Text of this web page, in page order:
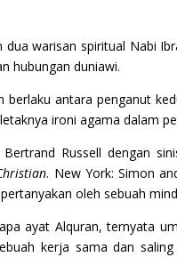
warisan spiritual Nabi
hubungan duniawi.
berlaku antara penganut
ironi agama dalam
Russell dengan
. New York: Simon
oleh sebuah
ayat Alquran, ternyata
kerja sama dan